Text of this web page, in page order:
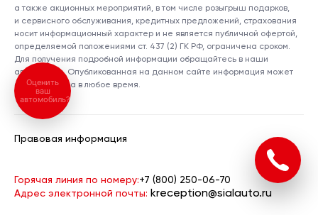
а также акционных мероприятий, в том числе розыгрыш подарков,
и сервисного обслуживания, кредитных предложений, страхования
носит информационный характер и не является публичной офертой,
определяемой положениями ст. 437 (2) ГК РФ, ограничена сроком.
Для получения подробной информации обращайтесь в наши
автосалоны. Опубликованная на данном сайте информация может
быть изменена в любое время.
Правовая информация
Горячая линия по номеру:+7 (800) 250-06-70
Адрес электронной почты: kreception@sialauto.ru
Оценить
ваш
автомобиль?